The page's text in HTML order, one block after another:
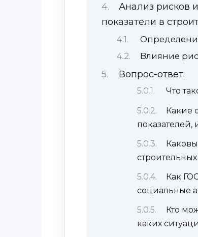
Анализ рисков
показатели в
Влияние
Вопрос-ответ:
Что
Какие
показателей,
Как
социальные
Кто
каких